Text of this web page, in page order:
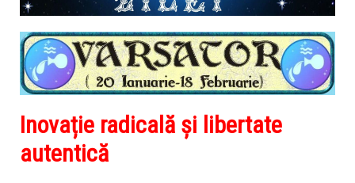
Inovație radicală și libertate
autentică